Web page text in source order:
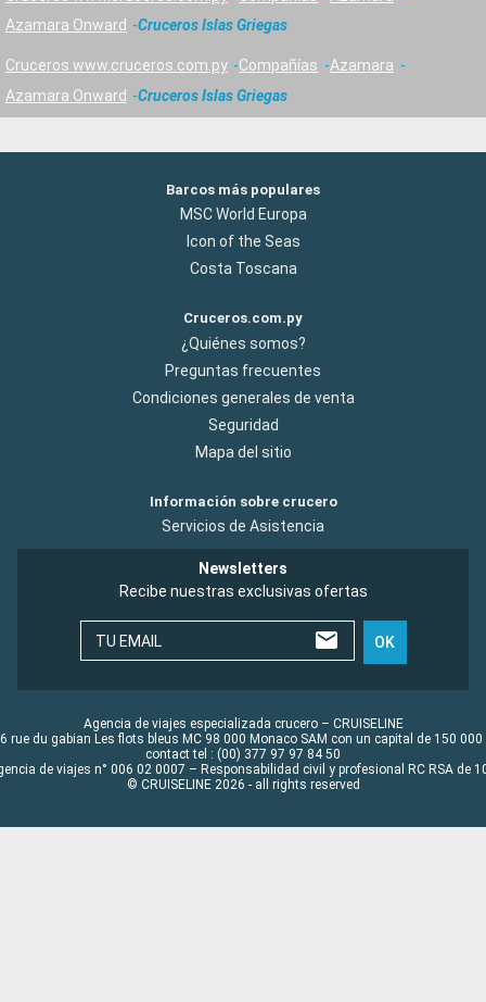
Azamara Onward
Cruceros Islas Griegas
Cruceros www.cruceros.com.py Compañías
Azamara
Azamara Onward
Cruceros Islas Griegas
Barcos más populares
MSC World Europa
Icon of the Seas
Costa Toscana
Cruceros.com.py
¿Quiénes somos?
Preguntas frecuentes
Condiciones generales de venta
Seguridad
Mapa del sitio
Información sobre crucero
Servicios de Asistencia
Newsletters
Recibe nuestras exclusivas ofertas
TU EMAIL OK
Agencia de viajes especializada crucero – CRUISELINE
rue du gabian Les flots bleus MC 98 000 Monaco SAM con un capital de 150 000
contact tel : (00) 377 97 97 84 50
de viajes n° 006 02 0007 – Responsabilidad civil y profesional RC RSA de
© CRUISELINE 2026 - all rights reserved